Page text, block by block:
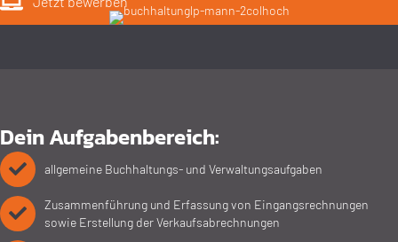
Dein Aufgaben­bereich:
allgemeine Buch­haltungs- und Verwaltungs­aufgaben
Zusammen­führung und Erfassung von Eingangs­rechnungen
sowie Erstellung der Verkaufs­abrechnungen